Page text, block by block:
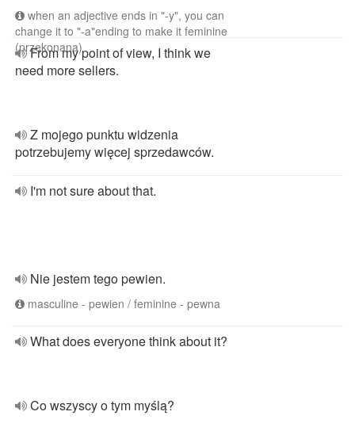
when an adjective ends in "-y", you can
change it to "-a"ending to make it feminine
(przekonana)
From my point of view, I think we
need more sellers.
Z mojego punktu widzenia
potrzebujemy więcej sprzedawców.
I'm not sure about that.
Nie jestem tego pewien.
masculine - pewien / feminine - pewna
What does everyone think about it?
Co wszyscy o tym myślą?